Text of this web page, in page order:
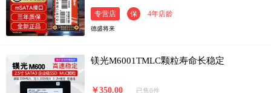
专营店 保 4年店龄
德盛将来
镁光M6001TMLC颗粒寿命长稳定
￥350.00 已售0件